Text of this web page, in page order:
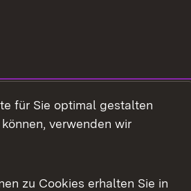
für Sie optimal gestalten
verwenden wir
zu Cookies erhalten Sie in